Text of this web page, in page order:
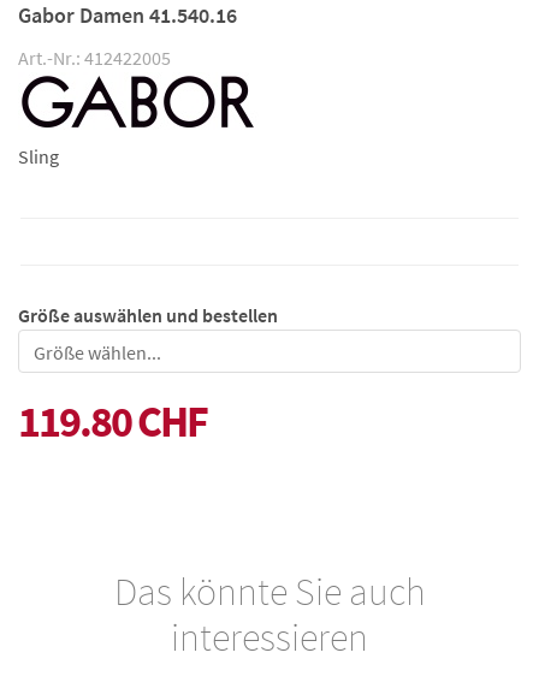
Gabor Damen 41.540.16
Art.-Nr.: 412422005
Sling
Größe auswählen und bestellen
Größe
119.80 CHF
Das könnte Sie auch
interessieren